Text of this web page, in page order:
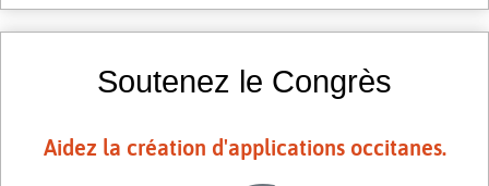
Soutenez le Congrès
Aidez la création d'applications occitanes.